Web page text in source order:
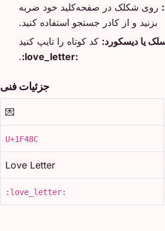
روی شکلک در صفحه‌کلید خود ضربه
بزنید و از کادر جستجو استفاده کنید.
یا دیسکورد: کد کوتاه را تایپ کنید
:love_letter:
.
جزئیات فنی
💌
U+1F48C
Love Letter
:love_letter: